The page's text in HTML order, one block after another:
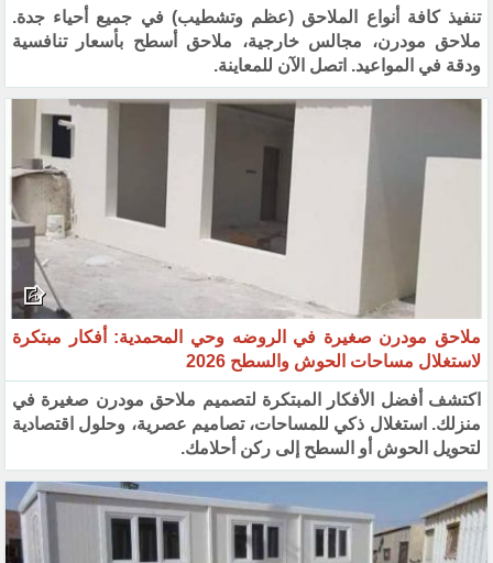
تنفيذ كافة أنواع الملاحق (عظم وتشطيب) في جميع أحياء جدة.
ملاحق مودرن، مجالس خارجية، ملاحق أسطح بأسعار تنافسية
ودقة في المواعيد. اتصل الآن للمعاينة.
ملاحق مودرن صغيرة في الروضه وحي المحمدية: أفكار مبتكرة
لاستغلال مساحات الحوش والسطح 2026
اكتشف أفضل الأفكار المبتكرة لتصميم ملاحق مودرن صغيرة في
منزلك. استغلال ذكي للمساحات، تصاميم عصرية، وحلول اقتصادية
لتحويل الحوش أو السطح إلى ركن أحلامك.